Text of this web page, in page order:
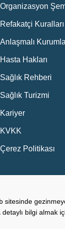
sitesinde
bilgi almak
Organizasyon
Refakatçi Kuralları
Anlaşmalı
Hasta Hakları
Sağlık Rehberi
Sağlık Turizmi
Kariyer
KVKK
Çerez Politikası